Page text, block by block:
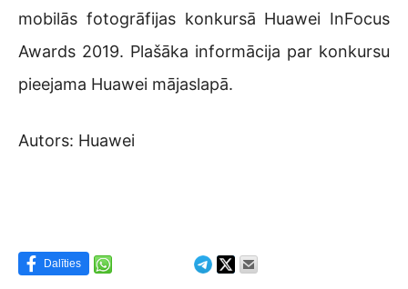
mobilās fotogrāfijas konkursā Huawei InFocus
Awards 2019. Plašāka informācija par konkursu
pieejama Huawei mājaslapā.
Autors: Huawei
Dalīties